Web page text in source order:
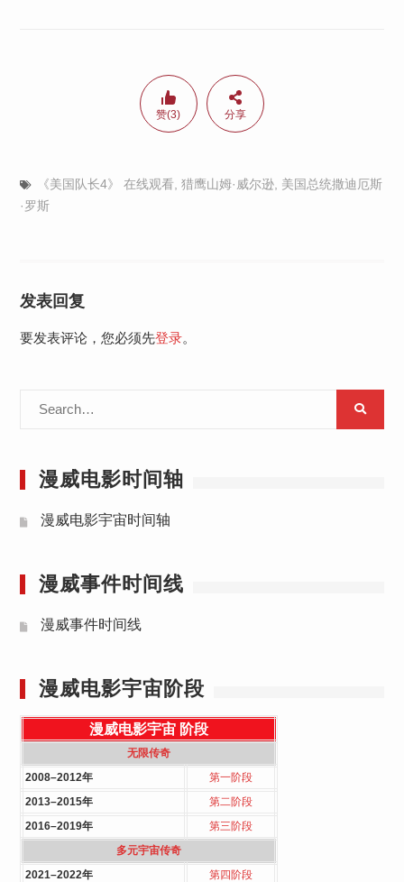
赞(3) 分享
《美国队长4》 在线观看, 猎鹰山姆·威尔逊, 美国总统撒迪厄斯
·罗斯
发表回复
要发表评论，您必须先登录。
漫威电影时间轴
漫威电影宇宙时间轴
漫威事件时间线
漫威事件时间线
漫威电影宇宙阶段
漫威电影宇宙 阶段
无限传奇
2008–2012年
第一阶段
2013–2015年
第二阶段
2016–2019年
第三阶段
多元宇宙传奇
2021–2022年
第四阶段